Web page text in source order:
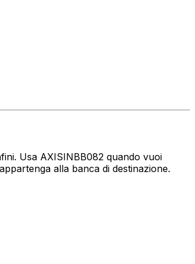
Usa AXISINBB082 quando vuoi
alla banca di destinazione.